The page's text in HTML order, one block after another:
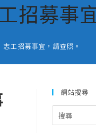
招募事
工招募事宜，請查照。
網站搜尋
for: